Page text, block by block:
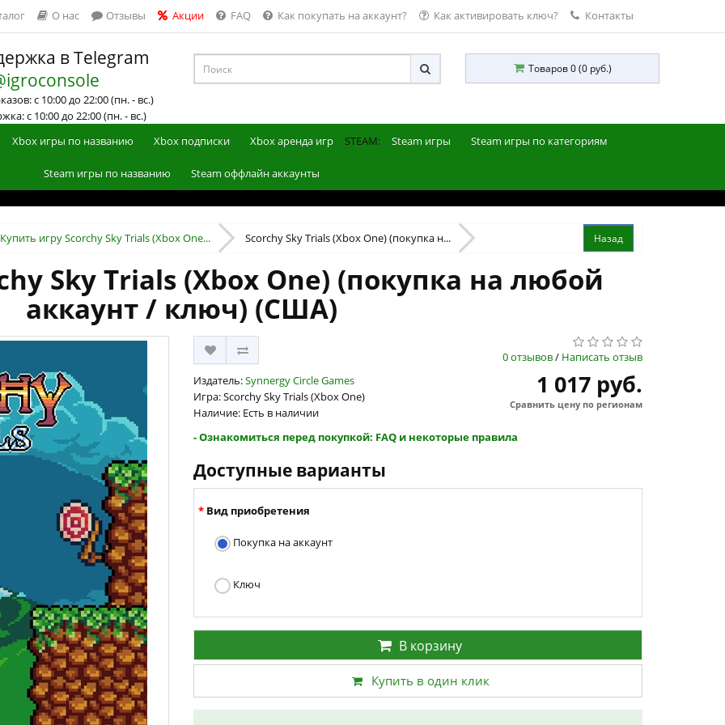
О нас Отзывы Акции FAQ Как покупать на аккаунт? Как активировать ключ? Контакты
в Telegram
с 10:00 до 22:00 (пн. - вс.)
с 10:00 до 22:00 (пн. - вс.)
Товаров 0 (0 руб.)
Xbox игры по названию Xbox подписки Xbox аренда игр STEAM: Steam игры Steam игры по категориям
Steam игры по названию Steam оффлайн аккаунты
Купить игру Scorchy Sky Trials (Xbox One... Scorchy Sky Trials (Xbox One) (покупка н...
Sky Trials (Xbox One) (покупка на любой
аккаунт / ключ) (США)
0 отзывов/ Написать отзыв
Издатель:Synnergy Circle Games
Игра: Scorchy Sky Trials (Xbox One)
Наличие: Есть в наличии
1 017 руб.
Сравнить цену по регионам
- Ознакомиться перед покупкой: FAQ и некоторые правила
Доступные варианты
Вид приобретения
Покупка на аккаунт
Ключ
В корзину
Купить в один клик